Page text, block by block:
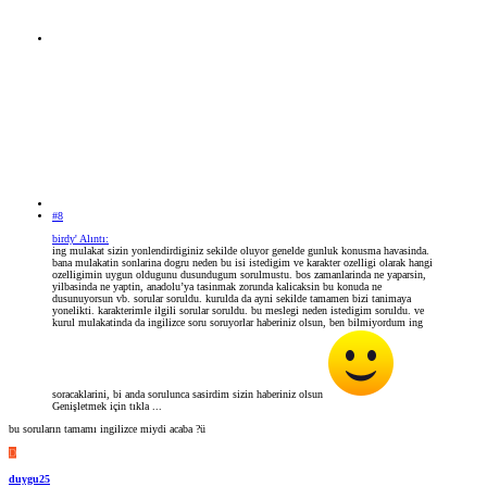
#8
birdy' Alıntı:
ing mulakat sizin yonlendirdiginiz sekilde oluyor genelde gunluk konusma havasinda.
bana mulakatin sonlarina dogru neden bu isi istedigim ve karakter ozelligi olarak hangi
ozelligimin uygun oldugunu dusundugum sorulmustu. bos zamanlarinda ne yaparsin,
yilbasinda ne yaptin, anadolu’ya tasinmak zorunda kalicaksin bu konuda ne
dusunuyorsun vb. sorular soruldu. kurulda da ayni sekilde tamamen bizi tanimaya
yonelikti. karakterimle ilgili sorular soruldu. bu meslegi neden istedigim soruldu. ve
kurul mulakatinda da ingilizce soru soruyorlar haberiniz olsun, ben bilmiyordum ing
soracaklarini, bi anda sorulunca sasirdim sizin haberiniz olsun
Genişletmek için tıkla ...
bu soruların tamamı ingilizce miydi acaba ?ü
D
duygu25